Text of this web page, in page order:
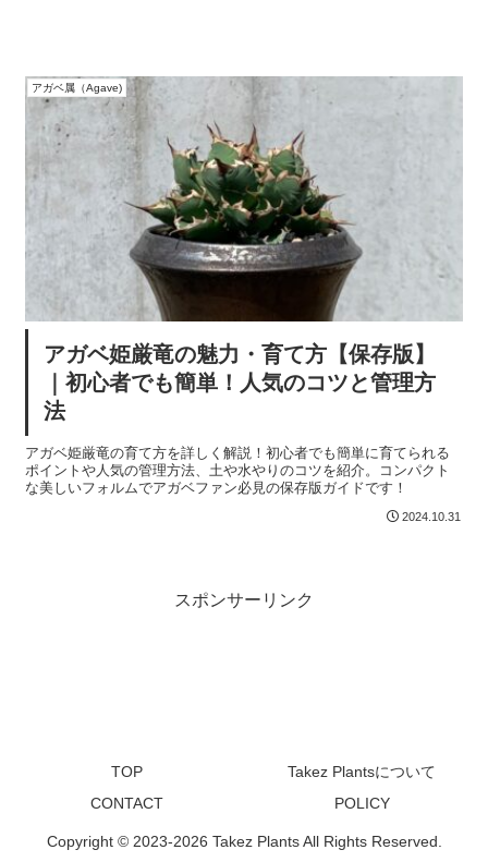
アガベ属（Agave)
アガベ姫厳竜の魅力・育て方【保存版】
｜初心者でも簡単！人気のコツと管理方
法
アガベ姫厳竜の育て方を詳しく解説！初心者でも簡単に育てられる
ポイントや人気の管理方法、土や水やりのコツを紹介。コンパクト
な美しいフォルムでアガベファン必見の保存版ガイドです！
2024.10.31
スポンサーリンク
TOP
Takez Plantsについて
CONTACT
POLICY
Copyright © 2023-2026 Takez Plants All Rights Reserved.